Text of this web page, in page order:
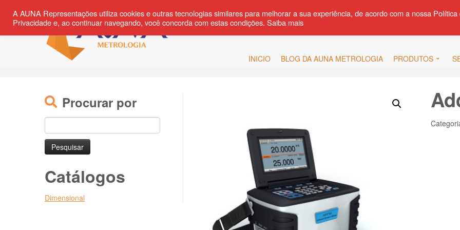
content
fa-
fa-
INICIO BLOG DA AUNA METROLOGIA PRODUTOS
Procurar por
por:
Catálogos
Dimensional
A AUNA Representações utiliza cookies e outras tecnologias similares para melhorar a sua experiência, de acordo com a nossa Política
Privacidade e, ao continuar navegando, você concorda com estas condições. Saiba mais